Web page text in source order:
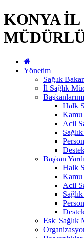
KONYA
Yönetim
Sağlık
İl Sağlık
Halk
Kamu
Acil
Başkan
Halk
Kamu
Acil
Eski Sağlık